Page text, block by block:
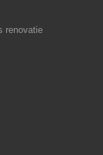
renovatie